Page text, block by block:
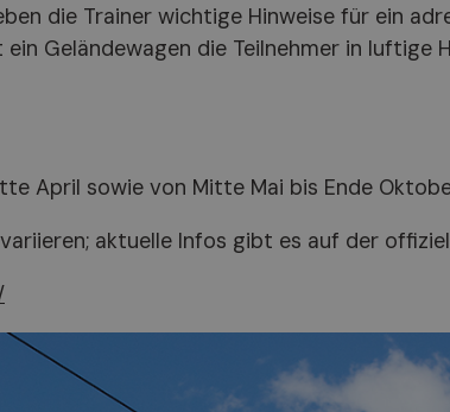
die Trainer wichtige Hinweise für ein
Geländewagen die Teilnehmer in luftige
April sowie von Mitte Mai bis Ende
aktuelle Infos gibt es auf der